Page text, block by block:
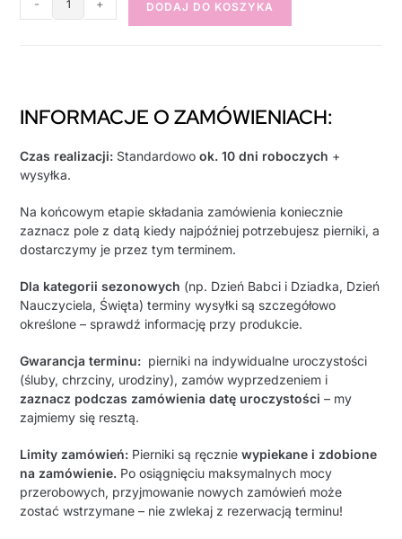
- + DODAJ DO KOSZYKA
INFORMACJE O ZAMÓWIENIACH:
Czas realizacji: Standardowook. 10 dni roboczych +
wysyłka.
Na końcowym etapie składania zamówienia koniecznie
zaznacz pole z datą kiedy najpóźniej potrzebujesz pierniki, a
dostarczymy je przez tym terminem.
Dla kategorii sezonowych (np. Dzień Babci i Dziadka, Dzień
Nauczyciela, Święta) terminy wysyłki są szczegółowo
określone – sprawdź informację przy produkcie.
Gwarancja terminu: pierniki na indywidualne uroczystości
(śluby, chrzciny, urodziny), zamów wyprzedzeniem i
zaznacz podczas zamówienia datę uroczystości – my
zajmiemy się resztą.
Limity zamówień: Pierniki są ręczniewypiekane i zdobione
na zamówienie. Po osiągnięciu maksymalnych mocy
przerobowych, przyjmowanie nowych zamówień może
zostać wstrzymane – nie zwlekaj z rezerwacją terminu!